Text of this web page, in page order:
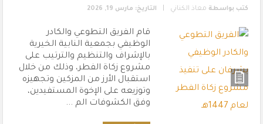
كتب بواسطة معاذ الكناني التاريخ: مارس 19, 2026
قام الفريق التطوعي والكادر
الوظيفي بجمعية النابية الخيرية
بالإشراف والتنظيم والترتيب على
مشروع زكاة الفطر، وذلك من خلال
استقبال الأرز من المزكين وتجهيزه
وتوزيعه على الإخوة المستفيدين،
وفق الكشوفات الم ...